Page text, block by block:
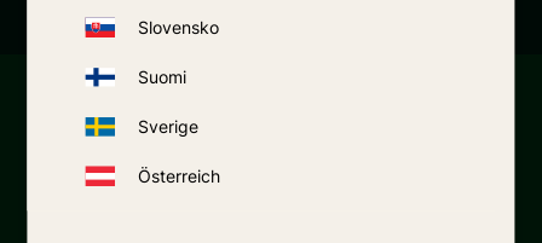
Slovensko
Suomi
Sverige
ÖsterreichGöteborgsvägen 89